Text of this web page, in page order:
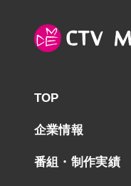
TOP
企業情報
番組・制作実績